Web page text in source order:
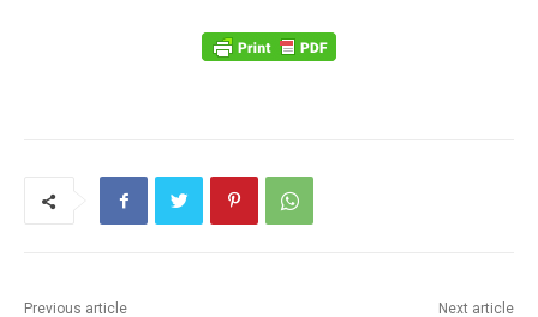
Previous article Next article